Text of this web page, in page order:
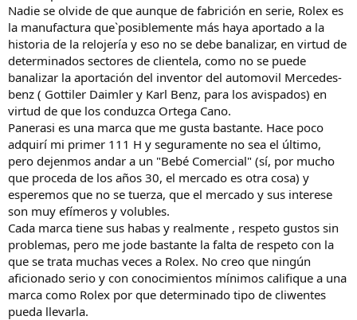
Nadie se olvide de que aunque de fabrición en serie, Rolex es
la manufactura que`posiblemente más haya aportado a la
historia de la relojería y eso no se debe banalizar, en virtud de
determinados sectores de clientela, como no se puede
banalizar la aportación del inventor del automovil Mercedes-
benz ( Gottiler Daimler y Karl Benz, para los avispados) en
virtud de que los conduzca Ortega Cano.
Panerasi es una marca que me gusta bastante. Hace poco
adquirí mi primer 111 H y seguramente no sea el último,
pero dejenmos andar a un "Bebé Comercial" (sí, por mucho
que proceda de los años 30, el mercado es otra cosa) y
esperemos que no se tuerza, que el mercado y sus interese
son muy efímeros y volubles.
Cada marca tiene sus habas y realmente , respeto gustos sin
problemas, pero me jode bastante la falta de respeto con la
que se trata muchas veces a Rolex. No creo que ningún
aficionado serio y con conocimientos mínimos califique a una
marca como Rolex por que determinado tipo de cliwentes
pueda llevarla.